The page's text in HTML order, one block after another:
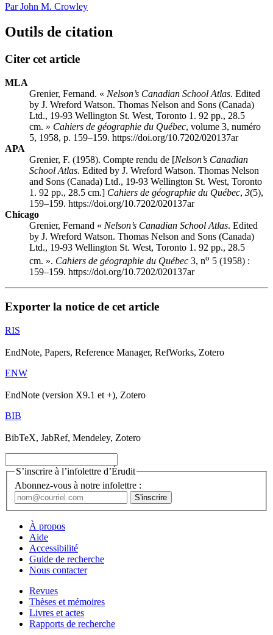
Par John M. Crowley
Outils de citation
Citer cet article
MLA
Grenier, Fernand. « Nelson’s Canadian School Atlas. Edited
by J. Wreford Watson. Thomas Nelson and Sons (Canada)
Ltd., 19-93 Wellington St. West, Toronto 1. 92 pp., 28.5
cm. » Cahiers de géographie du Québec, volume 3, numéro
5, 1958, p. 159–159. https://doi.org/10.7202/020137ar
APA
Grenier, F. (1958). Compte rendu de [Nelson’s Canadian
School Atlas. Edited by J. Wreford Watson. Thomas Nelson
and Sons (Canada) Ltd., 19-93 Wellington St. West, Toronto
1. 92 pp., 28.5 cm.] Cahiers de géographie du Québec, 3(5),
159–159. https://doi.org/10.7202/020137ar
Chicago
Grenier, Fernand « Nelson’s Canadian School Atlas. Edited
by J. Wreford Watson. Thomas Nelson and Sons (Canada)
Ltd., 19-93 Wellington St. West, Toronto 1. 92 pp., 28.5
cm. ». Cahiers de géographie du Québec 3, no 5 (1958) :
159–159. https://doi.org/10.7202/020137ar
Exporter la notice de cet article
RIS
EndNote, Papers, Reference Manager, RefWorks, Zotero
ENW
EndNote (version X9.1 et +), Zotero
BIB
BibTeX, JabRef, Mendeley, Zotero
S’inscrire à l’infolettre d’Érudit
Abonnez-vous à notre infolettre :
À propos
Aide
Accessibilité
Guide de recherche
Nous contacter
Revues
Thèses et mémoires
Livres et actes
Rapports de recherche